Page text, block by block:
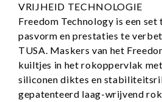
VRIJHEID TECHNOLOGIE
Freedom Technology is een
pasvorm en prestaties te
TUSA. Maskers van het
kuiltjes in het rokoppervlak
siliconen diktes en
gepatenteerd laag-wrijvend